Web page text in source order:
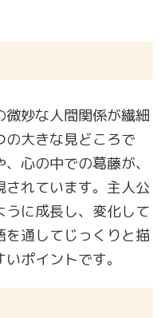
妙な人間関係が繊細
の大きな見どころで
心の中での葛藤が、
れています。主人公
に成長し、変化して
を通してじっくりと描
ポイントです。